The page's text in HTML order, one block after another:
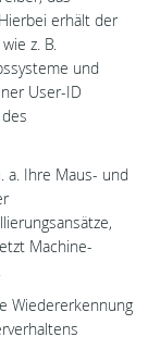
erhält der
z. B.
und
User-ID
a. Ihre Maus- und
Machine-
Wiedererkennung